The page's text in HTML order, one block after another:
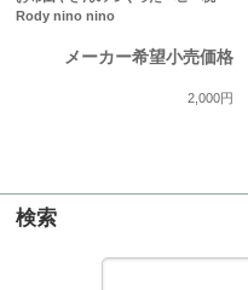
Rody nino nino
メーカー希望小売価格
2,000円
検索